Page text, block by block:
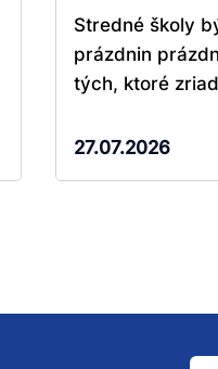
Stredné školy
prázdnin
tých, ktoré
27.07.2026